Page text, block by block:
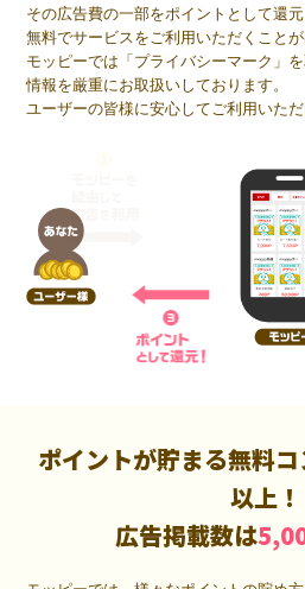
その広告費の一部をポイントとして還
無料でサービスをご利用いただくことが
モッピーでは「プライバシーマーク」
情報を厳重にお取扱いしております。
ユーザーの皆様に安心してご利用いただ
ポイントが貯まる無料
以上！
広告掲載数は